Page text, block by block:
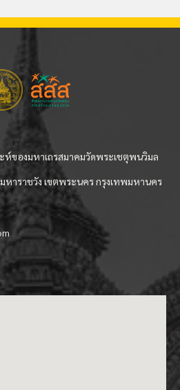
ห์ของมหาเถรสมาคมวัดพระเชตุพนวิมล
าราชวัง เขตพระนคร กรุงเทพมหานคร